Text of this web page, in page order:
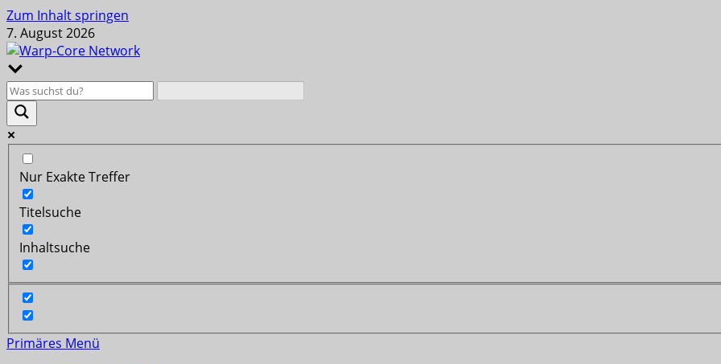
Zum Inhalt springen
7. August 2026
Nur Exakte Treffer
Titelsuche
Inhaltsuche
Primäres Menü